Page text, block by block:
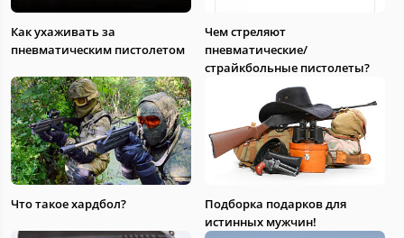
Как ухаживать за
пневматическим пистолетом
Чем стреляют
пневматические/
страйкбольные пистолеты?
Что такое хардбол?
Подборка подарков для
истинных мужчин!